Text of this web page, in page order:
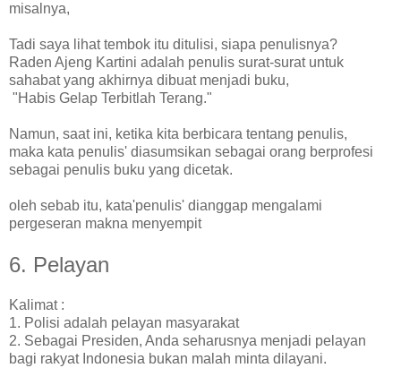
misalnya,
Tadi saya lihat tembok itu ditulisi, siapa penulisnya?
Raden Ajeng Kartini adalah penulis surat-surat untuk
sahabat yang akhirnya dibuat menjadi buku,
"Habis Gelap Terbitlah Terang."
Namun, saat ini, ketika kita berbicara tentang penulis,
maka kata penulis' diasumsikan sebagai orang berprofesi
sebagai penulis buku yang dicetak.
oleh sebab itu, kata'penulis' dianggap mengalami
pergeseran makna menyempit
6. Pelayan
Kalimat :
1. Polisi adalah pelayan masyarakat
2. Sebagai Presiden, Anda seharusnya menjadi pelayan
bagi rakyat Indonesia bukan malah minta dilayani.